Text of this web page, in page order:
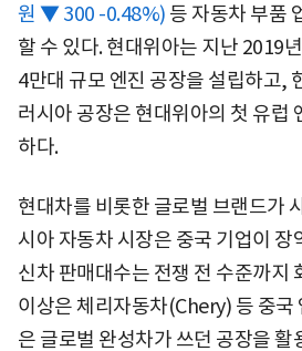
원 ▼ 300 -0.48%) 등 자동차 부품
할 수 있다. 현대위아는 지난 2019
4만대 규모 엔진 공장을 설립하고,
러시아 공장은 현대위아의 첫 유럽
하다.
현대차를 비롯한 글로벌 브랜드가
시아 자동차 시장은 중국 기업이 장
신차 판매대수는 전쟁 전 수준까지
이상은 체리자동차(Chery) 등 중국
은 글로벌 완성차가 쓰던 공장을